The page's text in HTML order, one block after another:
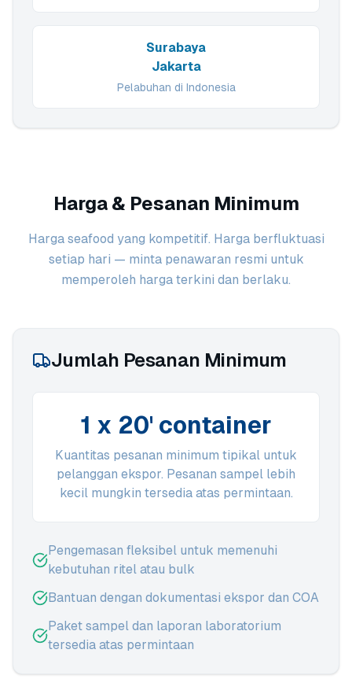
Surabaya
Jakarta
Pelabuhan di Indonesia
Harga & Pesanan Minimum
Harga seafood yang kompetitif. Harga berfluktuasi
setiap hari — minta penawaran resmi untuk
memperoleh harga terkini dan berlaku.
Jumlah Pesanan Minimum
1 x 20' container
Kuantitas pesanan minimum tipikal untuk
pelanggan ekspor. Pesanan sampel lebih
kecil mungkin tersedia atas permintaan.
Pengemasan fleksibel untuk memenuhi
kebutuhan ritel atau bulk
Bantuan dengan dokumentasi ekspor dan COA
Paket sampel dan laporan laboratorium
tersedia atas permintaan